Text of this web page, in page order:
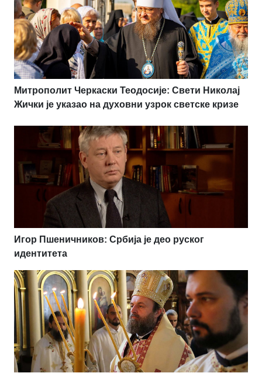
Митрополит Черкаски Теодосије: Свети Николај
Жички је указао на духовни узрок светске кризе
Игор Пшеничников: Србија је део руског
идентитета